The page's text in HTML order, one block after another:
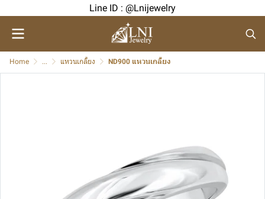
Line ID : @Lnijewelry
Home ... แหวนเกลี้ยง ND900 แหวนเกลี้ยง